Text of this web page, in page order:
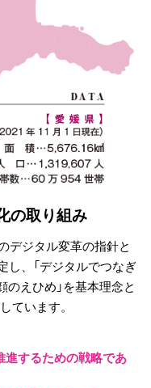
の取り組み
デジタル変革の指針と
し、「デジタルでつなぎ
えひめ」を基本理念と
ています。
するための戦略であ